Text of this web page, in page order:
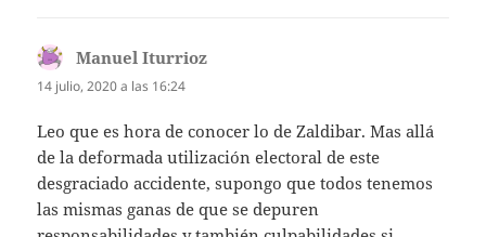
Manuel Iturrioz
14 julio, 2020 a las 16:24
Leo que es hora de conocer lo de Zaldibar. Mas allá
de la deformada utilización electoral de este
desgraciado accidente, supongo que todos tenemos
las mismas ganas de que se depuren